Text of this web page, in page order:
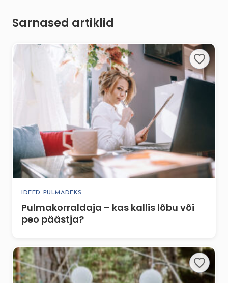
Sarnased artiklid
IDEED PULMADEKS
Pulmakorraldaja – kas kallis lõbu või
peo päästja?